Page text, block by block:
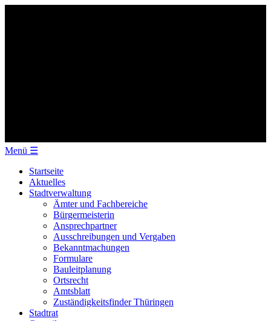
Menü ☰
Startseite
Aktuelles
Stadtverwaltung
Ämter und Fachbereiche
Bürgermeisterin
Ansprechpartner
Ausschreibungen und Vergaben
Bekanntmachungen
Formulare
Bauleitplanung
Ortsrecht
Amtsblatt
Zuständigkeitsfinder Thüringen
Stadtrat